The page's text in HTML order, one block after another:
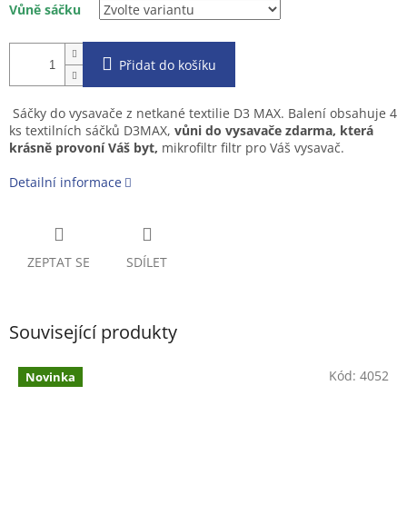
Vůně sáčku
Přidat do košíku
Sáčky do vysavače z netkané textilie D3 MAX. Balení obsahuje 4
ks textilních sáčků D3MAX, vůni do vysavače zdarma, která
krásně provoní Váš byt, mikrofiltr filtr pro Váš vysavač.
Detailní informace
ZEPTAT SE SDÍLET
Související produkty
Novinka Kód: 4052